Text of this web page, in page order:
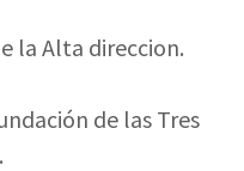
la Alta direccion.
de las Tres